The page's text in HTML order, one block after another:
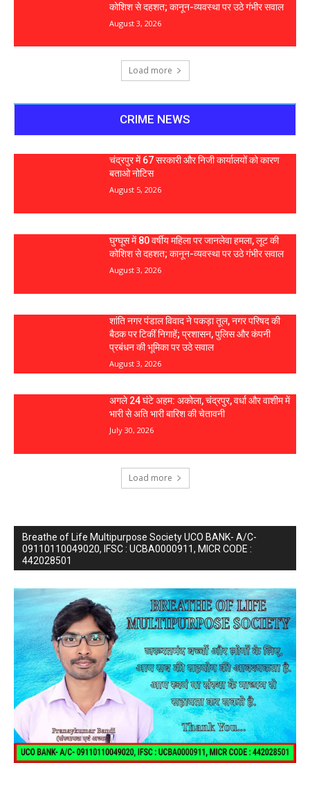
कोशिश से दहशत; कानून-व्यवस्था पर उठे गंभीर सवाल
August 3, 2026
Load more
CRIME NEWS
चंद्रपुर में 67 सरकारी और निजी कार्यालयों को कारण
बताओ नोटिस
August 5, 2026
घुग्घूस में 80 वर्षीय महिला पर जानलेवा हमला, लूट की
कोशिश से दहशत; कानून-व्यवस्था पर उठे गंभीर सवाल
August 3, 2026
शांति नगर पंडाल विवाद ने पकड़ा तूल, नगर परिषद की
बैठक पर टिकीं निगाहें; प्रशासन, पुलिस और कंपनी
प्रबंधन की भूमिका पर उठे सवाल
August 3, 2026
अगले 24 घंटे अहम: अकोला, चंद्रपुर, वर्धा और वाशीम में
भारी से अति भारी बारिश की चेतावनी
July 30, 2026
Load more